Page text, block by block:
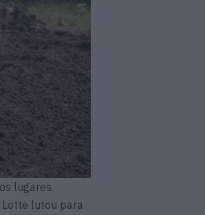
lugares.
Lotte lutou para